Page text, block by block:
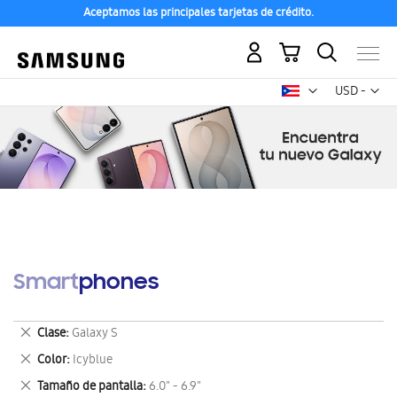
Aceptamos las principales tarjetas de crédito.
USD -
dólar
Mi carrito
Smartphones
Clase Galaxy S
Eliminar
este
artículo
Color Icyblue
Eliminar
este
Tamaño de pantalla 6.0" - 6.9"
Eliminar